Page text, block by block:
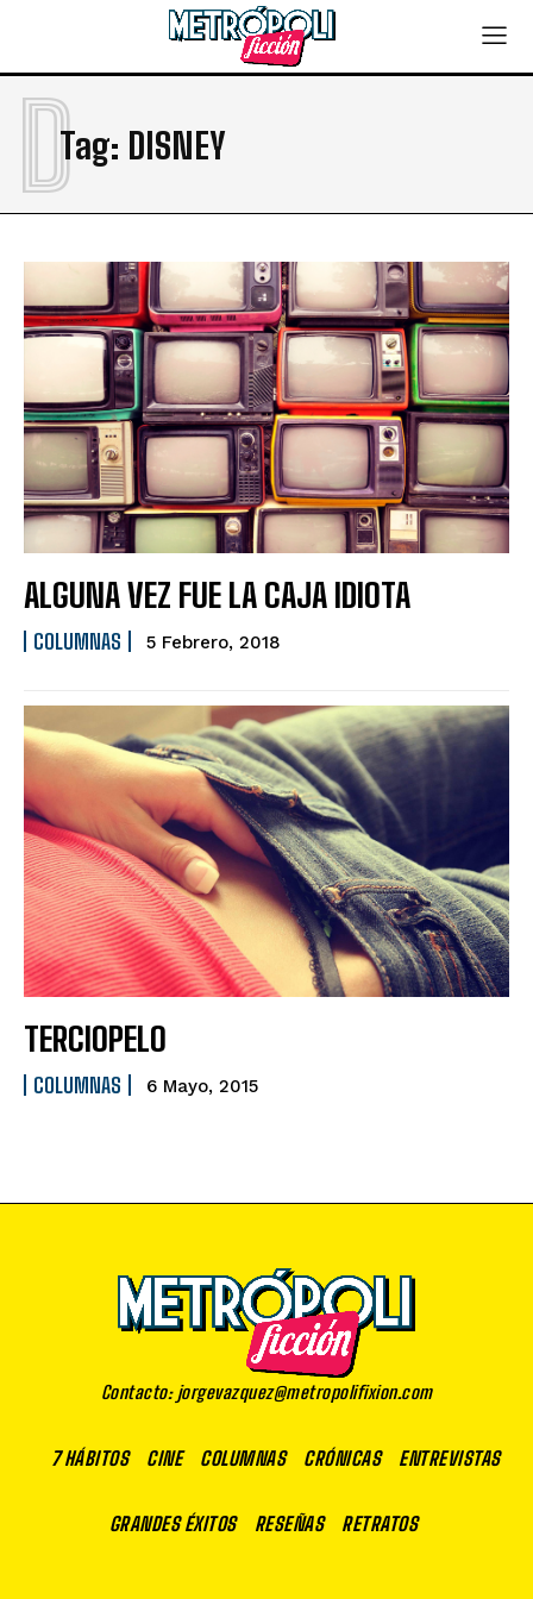
Tag: DISNEY
D
ALGUNA VEZ FUE LA CAJA IDIOTA
COLUMNAS 5 Febrero, 2018
TERCIOPELO
COLUMNAS 6 Mayo, 2015
Contacto: jorgevazquez@metropolifixion.com
7 HÁBITOS CINE COLUMNAS CRÓNICAS ENTREVISTAS
GRANDES ÉXITOS RESEÑAS RETRATOS